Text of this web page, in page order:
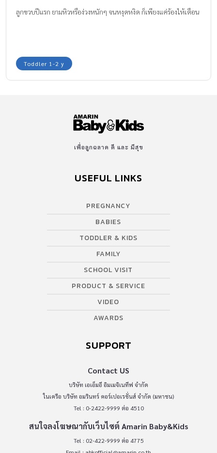
ลูกขวบปีแรก ยามหิวหรือง่วงหนักๆ จนหงุดหงิด ก็เพียงแค่ร้องไห้เตือน
Toddler 1-2 y
เพื่อลูกฉลาด ดี และ มีสุข
USEFUL LINKS
PREGNANCY
BABIES
TODDLER & KIDS
FAMILY
SCHOOL VISIT
PRODUCT & SERVICE
VIDEO
AWARDS
SUPPORT
Contact US
บริษัท เอเอ็มอี อิมเมจิเนทีฟ จำกัด
ในเครือ บริษัท อมรินทร์ คอร์เปอเรชั่นส์ จำกัด (มหาชน)
Tel : 0-2422-9999 ต่อ 4510
สนใจลงโฆษณากับเว็บไซต์ Amarin Baby&Kids
Tel : 02-422-9999 ต่อ 4775